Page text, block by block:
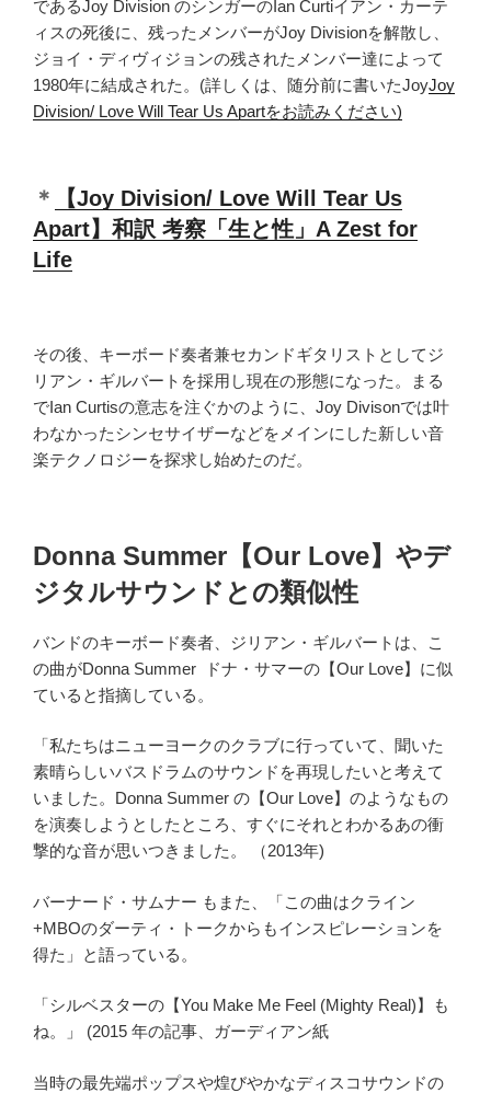
であるJoy Division のシンガーのIan Curtiイアン・カーテ
ィスの死後に、残ったメンバーがJoy Divisionを解散し、
ジョイ・ディヴィジョンの残されたメンバー達によって
1980年に結成された。(詳しくは、随分前に書いたJoyJoy
Division/ Love Will Tear Us Apartをお読みください)
＊
【Joy Division/ Love Will Tear Us
Apart】和訳 考察「生と性」A Zest for
Life
その後、キーボード奏者兼セカンドギタリストとしてジ
リアン・ギルバートを採用し現在の形態になった。まる
でIan Curtisの意志を注ぐかのように、Joy Divisonでは叶
わなかったシンセサイザーなどをメインにした新しい音
楽テクノロジーを探求し始めたのだ。
Donna Summer【Our Love】やデ
ジタルサウンドとの類似性
バンドのキーボード奏者、ジリアン・ギルバートは、こ
の曲がDonna Summer ドナ・サマーの【Our Love】 に似
ていると指摘している。
「私たちはニューヨークのクラブに行っていて、聞いた
素晴らしいバスドラムのサウンドを再現したいと考えて
いました。Donna Summer の【Our Love】 のようなもの
を演奏しようとしたところ、すぐにそれとわかるあの衝
撃的な音が思いつきました。
（2013年)
バーナード・サムナー もまた、「この曲はクライン
+MBOのダーティ・トークからもインスピレーションを
得た」と語っている。
「シルベスターの【You Make Me Feel (Mighty Real)】も
ね。」
(2015 年の記事、ガーディアン紙
当時の最先端ポップスや煌びやかなディスコサウンドの